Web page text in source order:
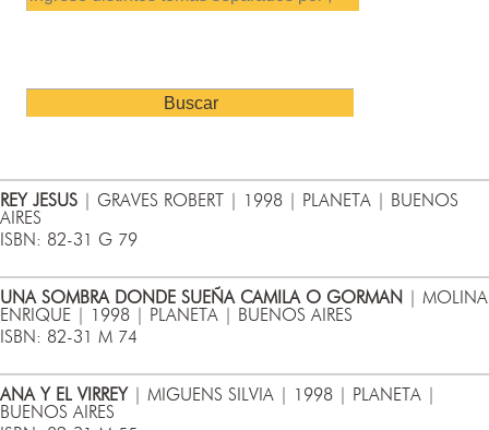
REY JESUS | GRAVES ROBERT | 1998 | PLANETA | BUENOS
AIRES
ISBN: 82-31 G 79
UNA SOMBRA DONDE SUEÑA CAMILA O GORMAN
| MOLINA
ENRIQUE | 1998 | PLANETA | BUENOS AIRES
ISBN: 82-31 M 74
ANA Y EL VIRREY | MIGUENS SILVIA | 1998 | PLANETA |
BUENOS AIRES